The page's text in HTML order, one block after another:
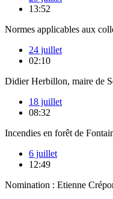
13:52
Normes applicables aux
24 juillet
02:10
Didier Herbillon, maire de
18 juillet
08:32
Incendies en forêt de
6 juillet
12:49
Nomination : Etienne